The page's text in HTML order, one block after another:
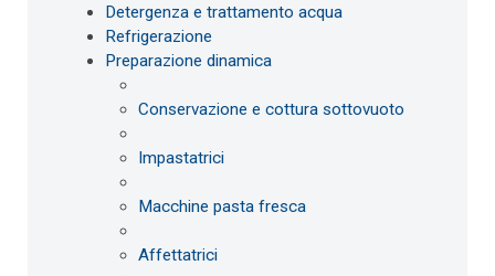
Detergenza e trattamento acqua
Refrigerazione
Preparazione dinamica
Conservazione e cottura sottovuoto
Impastatrici
Macchine pasta fresca
Affettatrici